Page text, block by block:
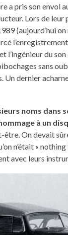
a pris son envol
Lors de
(aujourd’hui
l’ingénieur du
sans
Un dernier
noms dans
à un
On devait
n’était «
avec leurs